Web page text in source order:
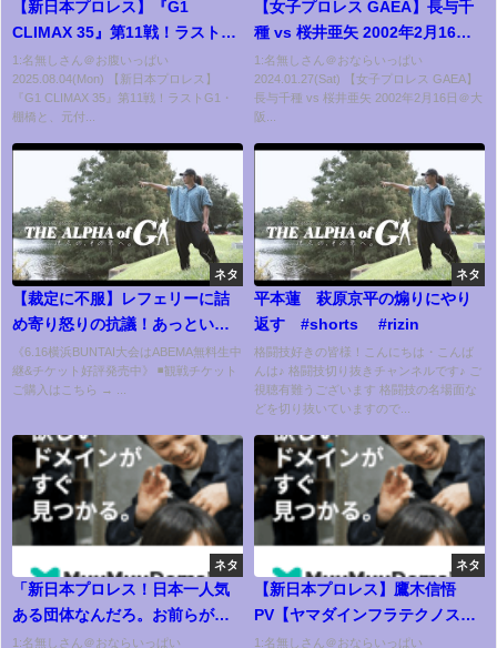
【新日本プロレス】『G1
CLIMAX 35』第11戦！ラスト
G1・棚橋と、元付き人の辻が4
年ぶりシングルで激突！
【NJPWWORLD NOW!】
1:名無しさん＠お腹いっぱい
2025.08.04(Mon) 【新日本プロレス】
『G1 CLIMAX 35』第11戦！ラストG1・
棚橋と、元付...
【女子プロレス GAEA】長与千
種 vs 桜井亜矢 2002年2月16日
＠大阪・梅田ステラホール
1:名無しさん＠おならいっぱい
2024.01.27(Sat) 【女子プロレス GAEA】
長与千種 vs 桜井亜矢 2002年2月16日＠大
阪...
ネタ
【裁定に不服】レフェリーに詰
め寄り怒りの抗議！あっという
間の大逆転！王者が技あり勝利
で前哨戦を飾った！丸藤&杉浦が
タッグ王座挑戦！6.16横浜
継&チケット発売中！
《6.16横浜BUNTAI大会はABEMA無料生中
継&チケット好評発売中》 ◾️観戦チケット
ご購入はこちら → ...
ネタ
平本蓮 萩原京平の煽りにやり
返す #shorts #rizin
格闘技好きの皆様！こんにちは・こんば
んは♪ 格闘技切り抜きチャンネルです♪ ご
視聴有難うございます 格闘技の名場面な
どを切り抜いていますので...
ネタ
「新日本プロレス！日本一人気
ある団体なんだろ。お前らがス
カしてくだらねぇ茶番やって、
1:名無しさん＠おならいっぱい
ネタ
【新日本プロレス】鷹木信悟
PV【ヤマダインフラテクノス
Presents G1 CLIMAX 34】
1:名無しさん＠おならいっぱい